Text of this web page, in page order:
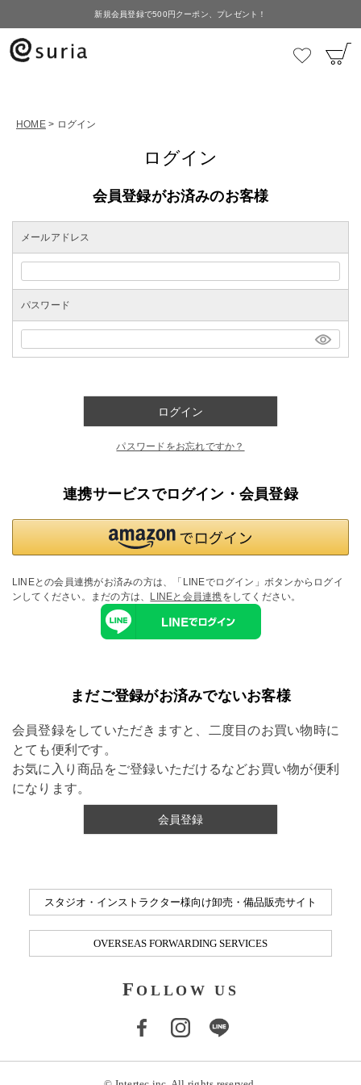
新規会員登録で500円クーポン、プレゼント！
HOME ログイン
ログイン
会員登録がお済みのお客様
メールアドレス
パスワード
ログイン
パスワードをお忘れですか？
連携サービスでログイン・会員登録
LINEとの会員連携がお済みの方は、「LINEでログイン」ボタンからログイ
ンしてください。まだの方は、 LINEと会員連携をしてください。
まだご登録がお済みでないお客様
会員登録をしていただきますと、二度目のお買い物時に
とても便利です。
お気に入り商品をご登録いただけるなどお買い物が便利
になります。
会員登録
スタジオ・インストラクター様向け卸売・備品販売サイト
OVERSEAS FORWARDING SERVICES
F OLLOW US